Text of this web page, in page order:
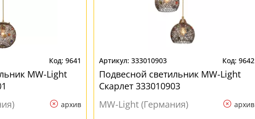
9641
MW-Light
архив
333010903 9642
Подвесной светильник MW-Light
Скарлет 333010903
MW-Light (Германия)
архив